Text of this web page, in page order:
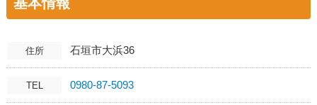
住所 石垣市大浜36
TEL 0980-87-5093